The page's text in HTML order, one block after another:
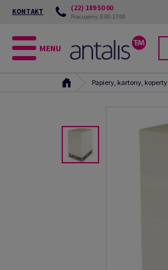
KONTAKT (22) 189 50 00
Pracujemy: 8:00-17:00
MENU
Papiery, kartony, koperty